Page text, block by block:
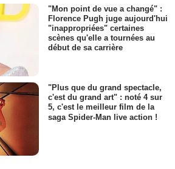
"Mon point de vue a changé" :
Florence Pugh juge aujourd'hui
"inappropriées" certaines
scènes qu'elle a tournées au
début de sa carrière
"Plus que du grand spectacle,
c'est du grand art" : noté 4 sur
5, c'est le meilleur film de la
saga Spider-Man live action !